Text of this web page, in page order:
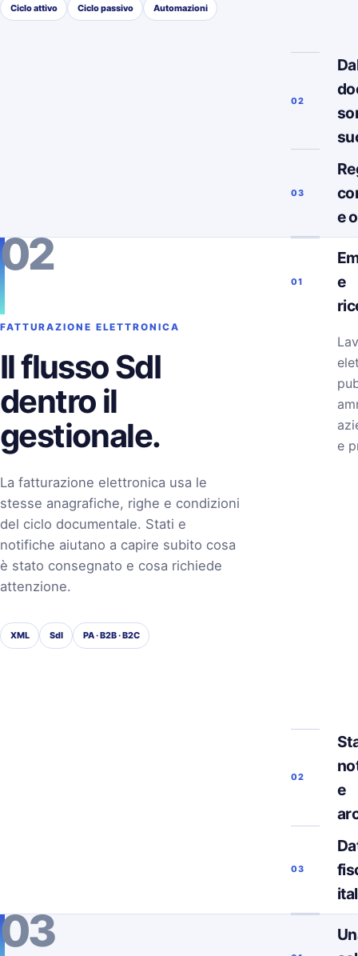
Ciclo attivo Ciclo passivo Automazioni
02
03
e
02
FATTURAZIONE ELETTRONICA
Il flusso SdI
dentro il
gestionale.
La fatturazione elettronica usa le
stesse anagrafiche, righe e condizioni
del ciclo documentale. Stati e
notifiche aiutano a capire subito cosa
è stato consegnato e cosa richiede
attenzione.
XML SdI PA · B2B · B2C
01
e
e
02
e
03
03